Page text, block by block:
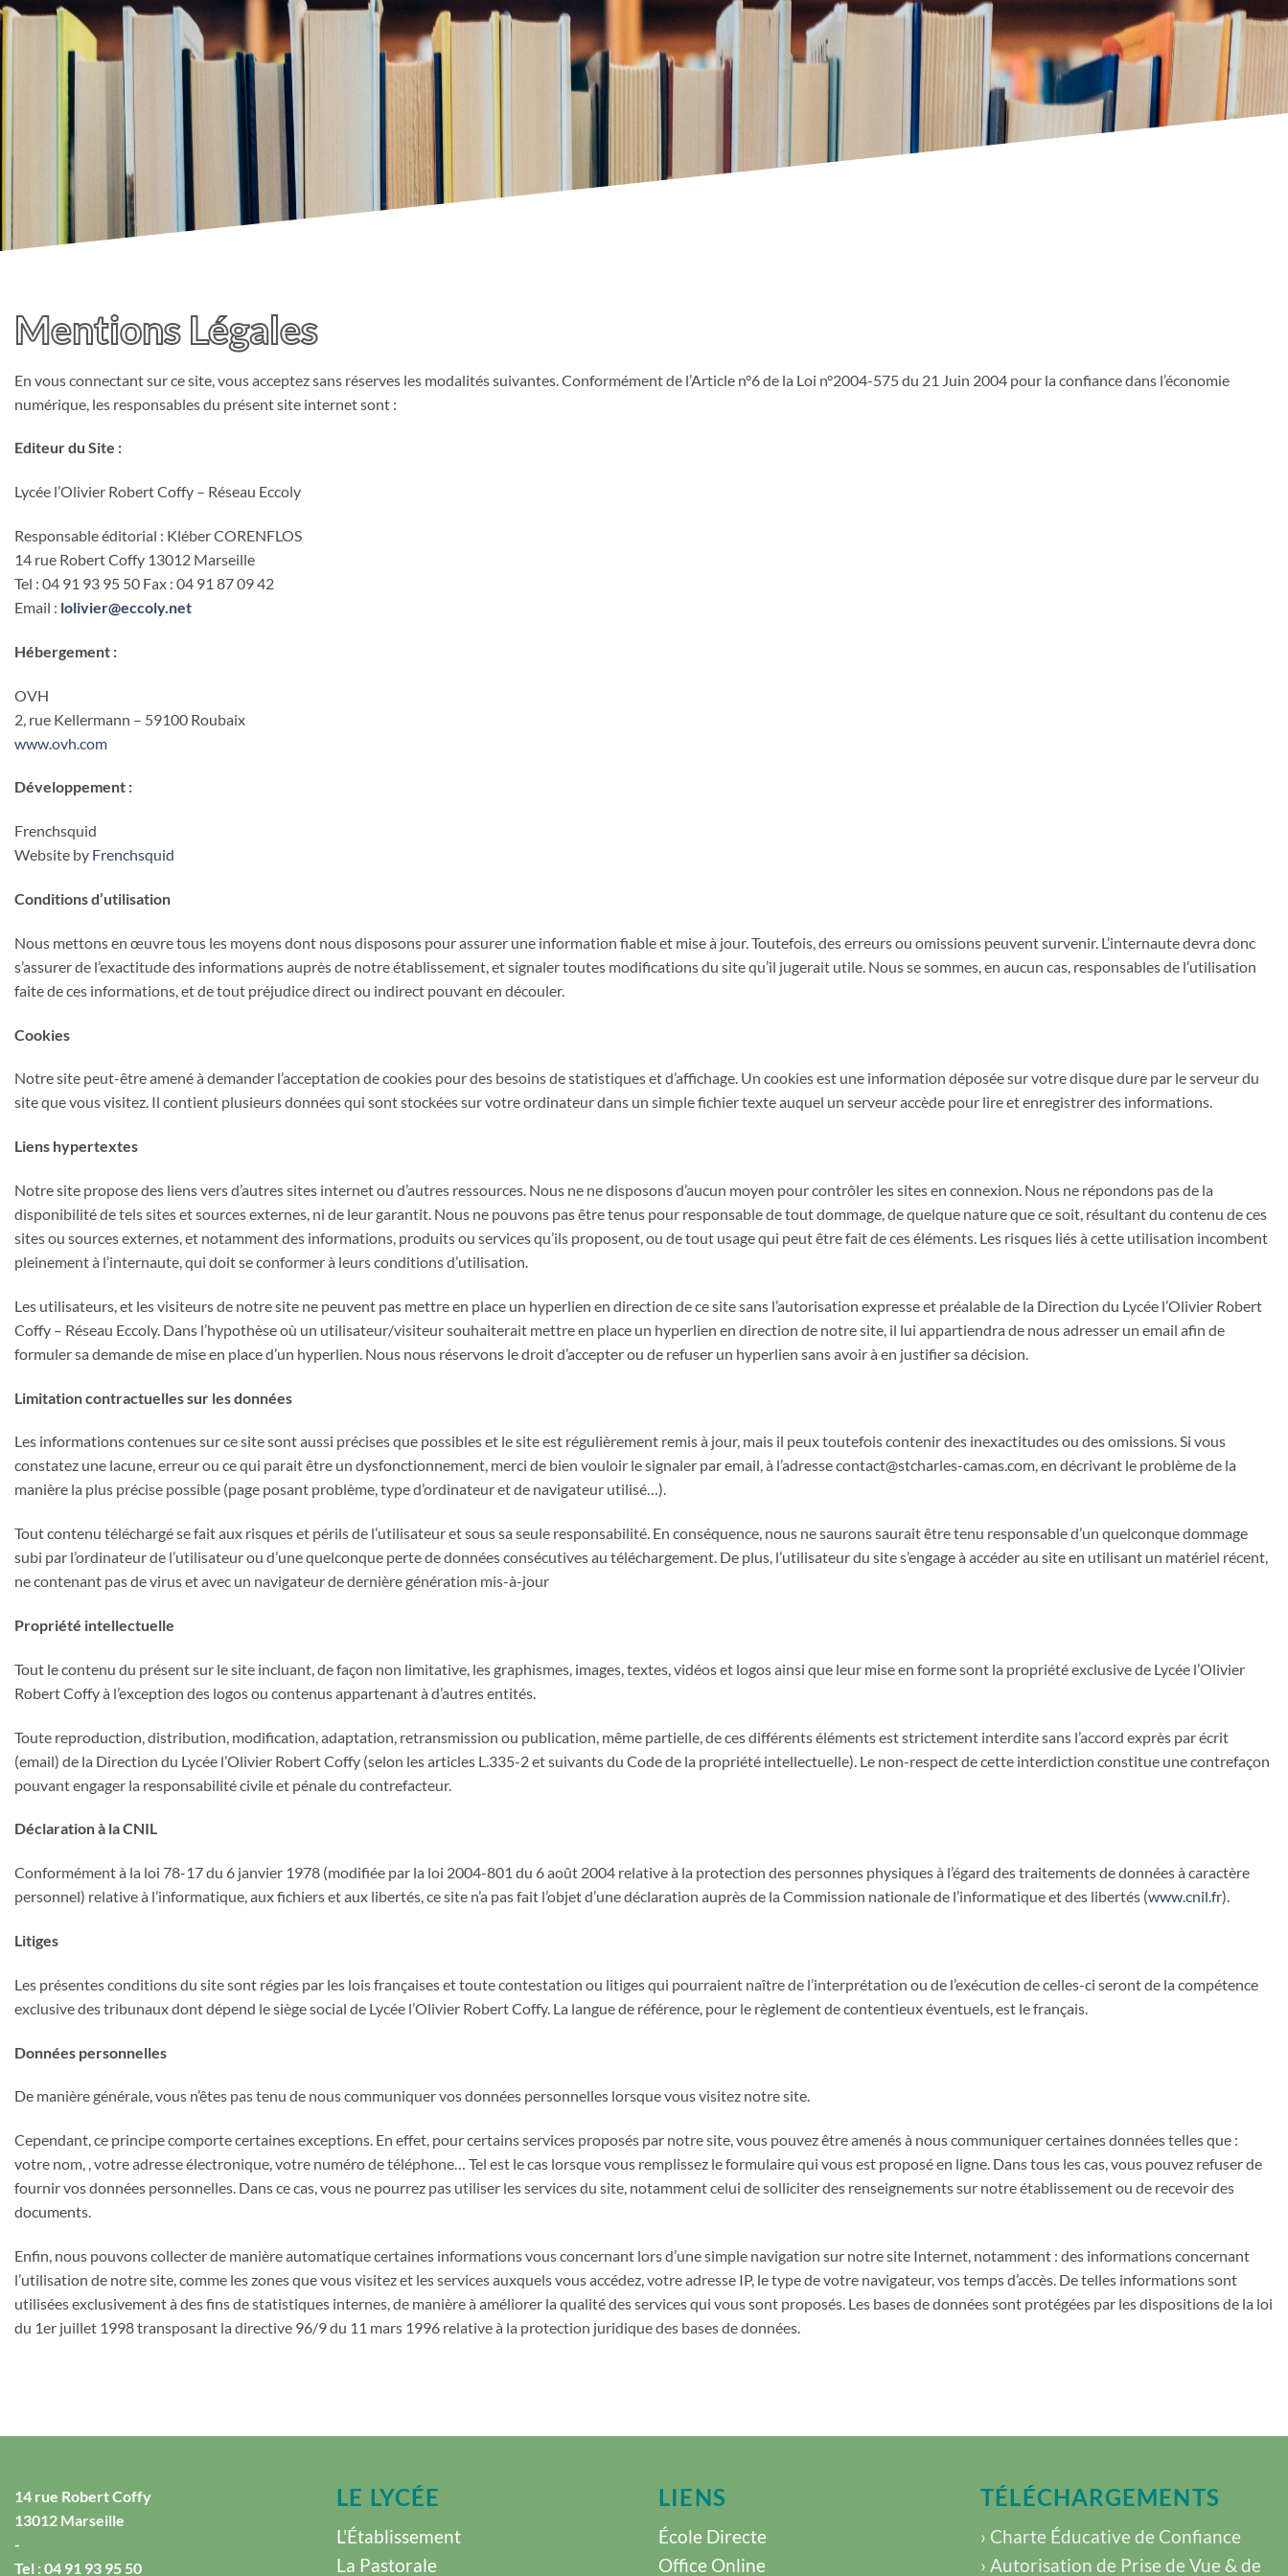
Mentions Légales
En vous connectant sur ce site, vous acceptez sans réserves les modalités suivantes. Conformément de l’Article n°6 de la Loi n°2004-575 du 21 Juin 2004 pour la confiance dans l’économie
numérique, les responsables du présent site internet sont :
Editeur du Site :
Lycée l’Olivier Robert Coffy – Réseau Eccoly
Responsable éditorial : Kléber CORENFLOS
14 rue Robert Coffy 13012 Marseille
Tel : 04 91 93 95 50 Fax : 04 91 87 09 42
Email : lolivier@eccoly.net
Hébergement :
OVH
2, rue Kellermann – 59100 Roubaix
www.ovh.com
Développement :
Frenchsquid
Website by Frenchsquid
Conditions d’utilisation
Nous mettons en œuvre tous les moyens dont nous disposons pour assurer une information fiable et mise à jour. Toutefois, des erreurs ou omissions peuvent survenir. L’internaute devra donc
s’assurer de l’exactitude des informations auprès de notre établissement, et signaler toutes modifications du site qu’il jugerait utile. Nous se sommes, en aucun cas, responsables de l’utilisation
faite de ces informations, et de tout préjudice direct ou indirect pouvant en découler.
Cookies
Notre site peut-être amené à demander l’acceptation de cookies pour des besoins de statistiques et d’affichage. Un cookies est une information déposée sur votre disque dure par le serveur du
site que vous visitez. Il contient plusieurs données qui sont stockées sur votre ordinateur dans un simple fichier texte auquel un serveur accède pour lire et enregistrer des informations.
Liens hypertextes
Notre site propose des liens vers d’autres sites internet ou d’autres ressources. Nous ne ne disposons d’aucun moyen pour contrôler les sites en connexion. Nous ne répondons pas de la
disponibilité de tels sites et sources externes, ni de leur garantit. Nous ne pouvons pas être tenus pour responsable de tout dommage, de quelque nature que ce soit, résultant du contenu de ces
sites ou sources externes, et notamment des informations, produits ou services qu’ils proposent, ou de tout usage qui peut être fait de ces éléments. Les risques liés à cette utilisation incombent
pleinement à l’internaute, qui doit se conformer à leurs conditions d’utilisation.
Les utilisateurs, et les visiteurs de notre site ne peuvent pas mettre en place un hyperlien en direction de ce site sans l’autorisation expresse et préalable de la Direction du Lycée l’Olivier Robert
Coffy – Réseau Eccoly. Dans l’hypothèse où un utilisateur/visiteur souhaiterait mettre en place un hyperlien en direction de notre site, il lui appartiendra de nous adresser un email afin de
formuler sa demande de mise en place d’un hyperlien. Nous nous réservons le droit d’accepter ou de refuser un hyperlien sans avoir à en justifier sa décision.
Limitation contractuelles sur les données
Les informations contenues sur ce site sont aussi précises que possibles et le site est régulièrement remis à jour, mais il peux toutefois contenir des inexactitudes ou des omissions. Si vous
constatez une lacune, erreur ou ce qui parait être un dysfonctionnement, merci de bien vouloir le signaler par email, à l’adresse contact@stcharles-camas.com, en décrivant le problème de la
manière la plus précise possible (page posant problème, type d’ordinateur et de navigateur utilisé…).
Tout contenu téléchargé se fait aux risques et périls de l’utilisateur et sous sa seule responsabilité. En conséquence, nous ne saurons saurait être tenu responsable d’un quelconque dommage
subi par l’ordinateur de l’utilisateur ou d’une quelconque perte de données consécutives au téléchargement. De plus, l’utilisateur du site s’engage à accéder au site en utilisant un matériel récent,
ne contenant pas de virus et avec un navigateur de dernière génération mis-à-jour
Propriété intellectuelle
Tout le contenu du présent sur le site incluant, de façon non limitative, les graphismes, images, textes, vidéos et logos ainsi que leur mise en forme sont la propriété exclusive de Lycée l’Olivier
Robert Coffy à l’exception des logos ou contenus appartenant à d’autres entités.
Toute reproduction, distribution, modification, adaptation, retransmission ou publication, même partielle, de ces différents éléments est strictement interdite sans l’accord exprès par écrit
(email) de la Direction du Lycée l’Olivier Robert Coffy (selon les articles L.335-2 et suivants du Code de la propriété intellectuelle). Le non-respect de cette interdiction constitue une contrefaçon
pouvant engager la responsabilité civile et pénale du contrefacteur.
Déclaration à la CNIL
Conformément à la loi 78-17 du 6 janvier 1978 (modifiée par la loi 2004-801 du 6 août 2004 relative à la protection des personnes physiques à l’égard des traitements de données à caractère
personnel) relative à l’informatique, aux fichiers et aux libertés, ce site n’a pas fait l’objet d’une déclaration auprès de la Commission nationale de l’informatique et des libertés (www.cnil.fr).
Litiges
Les présentes conditions du site sont régies par les lois françaises et toute contestation ou litiges qui pourraient naître de l’interprétation ou de l’exécution de celles-ci seront de la compétence
exclusive des tribunaux dont dépend le siège social de Lycée l’Olivier Robert Coffy. La langue de référence, pour le règlement de contentieux éventuels, est le français.
Données personnelles
De manière générale, vous n’êtes pas tenu de nous communiquer vos données personnelles lorsque vous visitez notre site.
Cependant, ce principe comporte certaines exceptions. En effet, pour certains services proposés par notre site, vous pouvez être amenés à nous communiquer certaines données telles que :
votre nom, , votre adresse électronique, votre numéro de téléphone… Tel est le cas lorsque vous remplissez le formulaire qui vous est proposé en ligne. Dans tous les cas, vous pouvez refuser de
fournir vos données personnelles. Dans ce cas, vous ne pourrez pas utiliser les services du site, notamment celui de solliciter des renseignements sur notre établissement ou de recevoir des
documents.
Enfin, nous pouvons collecter de manière automatique certaines informations vous concernant lors d’une simple navigation sur notre site Internet, notamment : des informations concernant
l’utilisation de notre site, comme les zones que vous visitez et les services auxquels vous accédez, votre adresse IP, le type de votre navigateur, vos temps d’accès. De telles informations sont
utilisées exclusivement à des fins de statistiques internes, de manière à améliorer la qualité des services qui vous sont proposés. Les bases de données sont protégées par les dispositions de la loi
du 1er juillet 1998 transposant la directive 96/9 du 11 mars 1996 relative à la protection juridique des bases de données.
14 rue Robert Coffy
13012 Marseille
-
Tel :04 91 93 95 50
LE LYCÉE
L'Établissement
La Pastorale
LIENS
École Directe
Office Online
TÉLÉCHARGEMENTS
› Charte Éducative de Confiance
› Autorisation de Prise de Vue & de